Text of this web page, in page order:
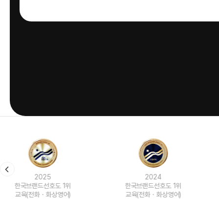
2024
한국브랜드선호도 1위
교육(전화ㆍ화상영어)
2023
한국브랜드선호도 1위
교육(전화ㆍ화상영어)